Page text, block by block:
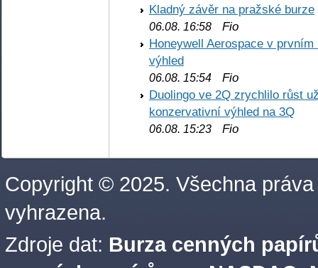
Kladný závěr na pražské burze
06.08. 16:58 Fio
Honeywell Aerospace v
výhled
06.08. 15:54 Fio
Duolingo ve 2Q zrychlilo růst
konzervativní výhled na 3Q
06.08. 15:23 Fio
Copyright © 2025. Všechna práva
vyhrazena.
Zdroje dat: Burza cenných